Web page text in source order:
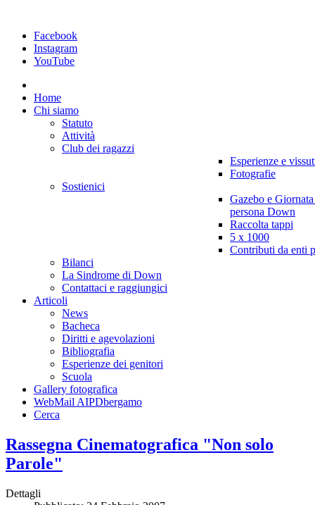
Facebook
Instagram
YouTube
Home
Chi siamo
Statuto
Attività
Club dei ragazzi
Esperienze e
Fotografie
Sostienici
Gazebo e
persona Down
Raccolta tappi
5 x 1000
Contributi da enti
Bilanci
La Sindrome di Down
Contattaci e raggiungici
Articoli
News
Bacheca
Diritti e agevolazioni
Bibliografia
Esperienze dei genitori
Scuola
Gallery fotografica
WebMail AIPDbergamo
Cerca
Rassegna Cinematografica "Non solo
Parole"
Dettagli